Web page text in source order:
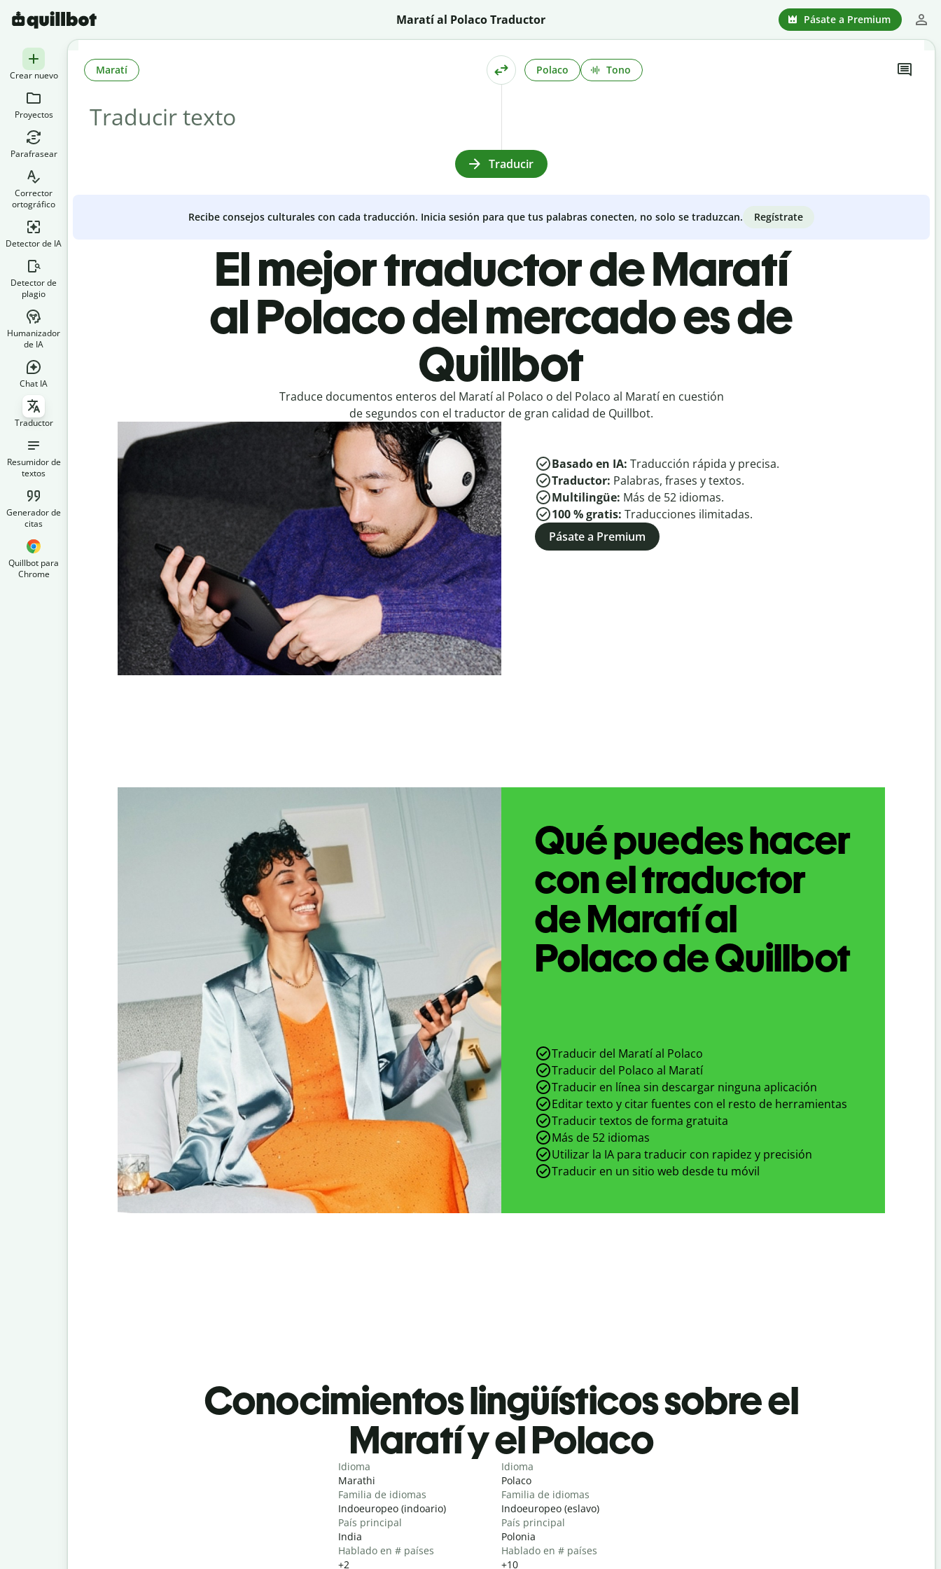
Maratí al Polaco Traductor Pásate a Premium
Crear nuevo
Proyectos
Parafrasear
Corrector
ortográfico
Detector de IA
Detector de
plagio
Humanizador
de IA
Chat IA
Traductor
Resumidor de
textos
Generador de
citas
Quillbot para
Chrome
Maratí Polaco Tono
Traducir
Recibe consejos culturales con cada traducción. Inicia sesión para que tus palabras conecten, no solo se traduzcan. Regístrate
El mejor traductor de Maratí
al Polaco del mercado es de
Quillbot
Traduce documentos enteros del Maratí al Polaco o del Polaco al Maratí en cuestión
de segundos con el traductor de gran calidad de Quillbot.
Basado en IA: Traducción rápida y precisa.
Traductor: Palabras, frases y textos.
Multilingüe: Más de 52 idiomas.
100 % gratis: Traducciones ilimitadas.
Pásate a Premium
Qué puedes hacer
con el traductor
de Maratí al
Polaco de Quillbot
Traducir del Maratí al Polaco
Traducir del Polaco al Maratí
Traducir en línea sin descargar ninguna aplicación
Editar texto y citar fuentes con el resto de herramientas
Traducir textos de forma gratuita
Más de 52 idiomas
Utilizar la IA para traducir con rapidez y precisión
Traducir en un sitio web desde tu móvil
Conocimientos lingüísticos sobre el
Maratí y el Polaco
Idioma
Marathi
Familia de idiomas
Indoeuropeo (indoario)
País principal
India
Hablado en # países
+2
Idioma
Polaco
Familia de idiomas
Indoeuropeo (eslavo)
País principal
Polonia
Hablado en # países
+10